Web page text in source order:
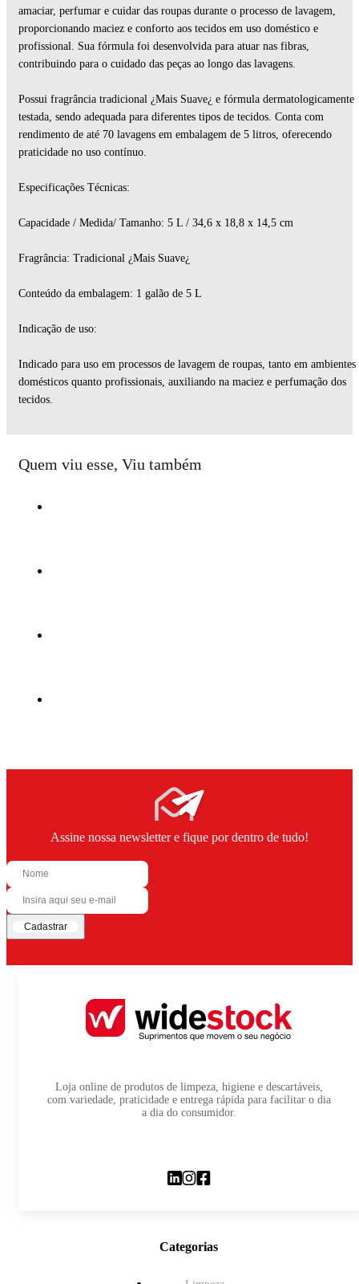
amaciar, perfumar e cuidar das roupas durante o processo de lavagem,
proporcionando maciez e conforto aos tecidos em uso doméstico e
profissional. Sua fórmula foi desenvolvida para atuar nas fibras,
contribuindo para o cuidado das peças ao longo das lavagens.
Possui fragrância tradicional ¿Mais Suave¿ e fórmula dermatologicamente
testada, sendo adequada para diferentes tipos de tecidos. Conta com
rendimento de até 70 lavagens em embalagem de 5 litros, oferecendo
praticidade no uso contínuo.
Especificações Técnicas:
Capacidade / Medida/ Tamanho: 5 L / 34,6 x 18,8 x 14,5 cm
Fragrância: Tradicional ¿Mais Suave¿
Conteúdo da embalagem: 1 galão de 5 L
Indicação de uso:
Indicado para uso em processos de lavagem de roupas, tanto em ambientes
domésticos quanto profissionais, auxiliando na maciez e perfumação dos
tecidos.
Quem viu esse, Viu também
Assine nossa newsletter e fique por dentro de tudo!
Cadastrar
Loja online de produtos de limpeza, higiene e descartáveis,
com variedade, praticidade e entrega rápida para facilitar o dia
a dia do consumidor.
Categorias